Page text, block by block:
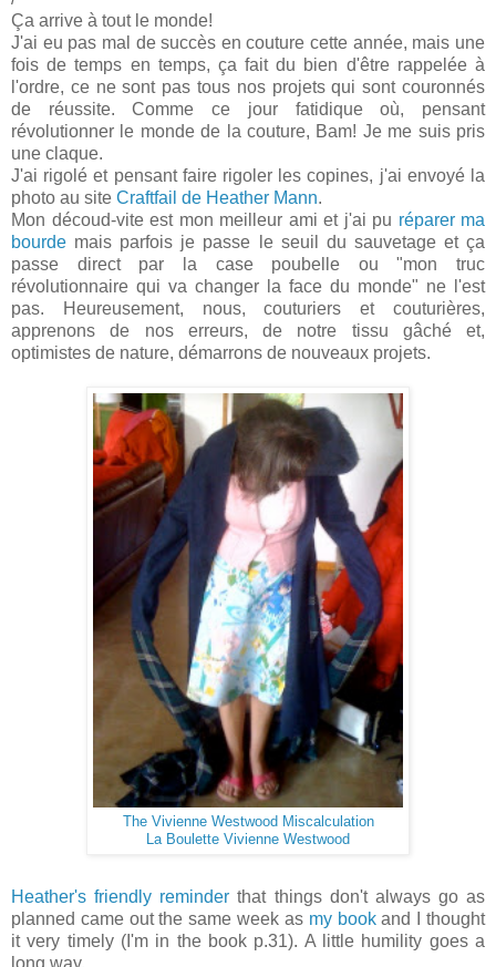
Ça arrive à tout le monde!
J'ai eu pas mal de succès en couture cette année, mais une
fois de temps en temps, ça fait du bien d'être rappelée à
l'ordre, ce ne sont pas tous nos projets qui sont couronnés
de réussite. Comme ce jour fatidique où, pensant
révolutionner le monde de la couture, Bam! Je me suis pris
une claque.
J'ai rigolé et pensant faire rigoler les copines, j'ai envoyé la
photo au site Craftfail de Heather Mann.
Mon découd-vite est mon meilleur ami et j'ai pu réparer ma
bourde mais parfois je passe le seuil du sauvetage et ça
passe direct par la case poubelle ou "mon truc
révolutionnaire qui va changer la face du monde" ne l'est
pas. Heureusement, nous, couturiers et couturières,
apprenons de nos erreurs, de notre tissu gâché et,
optimistes de nature, démarrons de nouveaux projets.
The Vivienne Westwood Miscalculation
La Boulette Vivienne Westwood
Heather's friendly reminder that things don't always go as
planned came out the same week as my bookand I thought
it very timely (I'm in the book p.31). A little humility goes a
long way.